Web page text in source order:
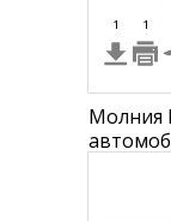
1 1
Молния